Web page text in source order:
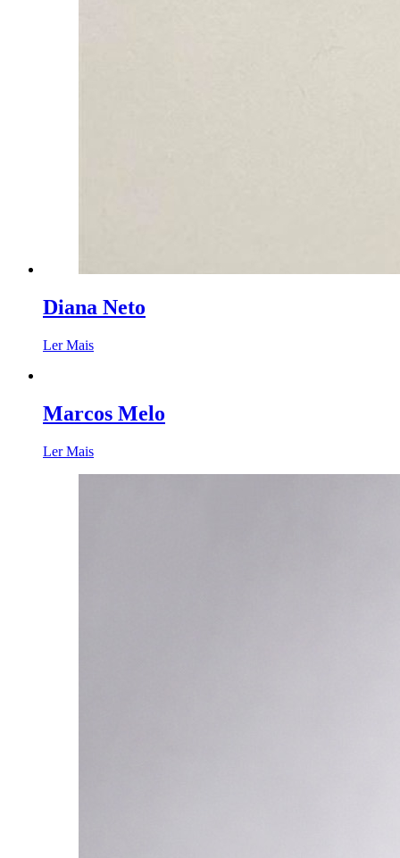
Diana Neto
Ler Mais
Marcos Melo
Ler Mais